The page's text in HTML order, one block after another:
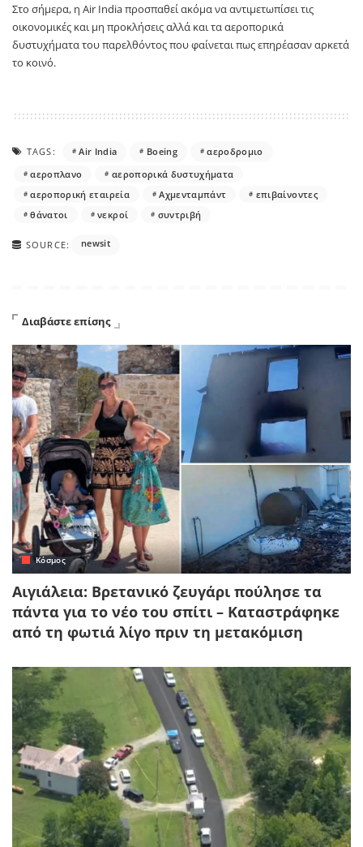
Στο σήμερα, η Air India προσπαθεί ακόμα να αντιμετωπίσει τις
οικονομικές και μη προκλήσεις αλλά και τα αεροπορικά
δυστυχήματα του παρελθόντος που φαίνεται πως επηρέασαν αρκετά
το κοινό.
TAGS: Air India Boeing
αεροδρομιο
αεροπλανο
αεροπορικά δυστυχήματα
αεροπορική εταιρεία
Αχμενταμπάντ
επιβαίνοντες
θάνατοι
νεκροί συντριβή
SOURCE: newsit
Διαβάστε επίσης
Κόσμος
Αιγιάλεια: Βρετανικό ζευγάρι πούλησε τα
πάντα για το νέο του σπίτι – Καταστράφηκε
από τη φωτιά λίγο πριν τη μετακόμιση